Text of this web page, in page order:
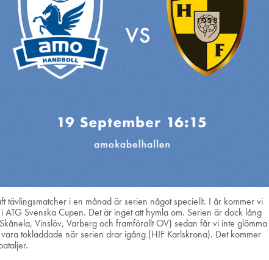
i en månad är serien något speciellt. I år kommer vi
Svenska Cupen. Det är inget att hymla om. Serien är dock lång
Vinslöv, Varberg och framförallt OV) sedan får vi inte glömma
tokladdade när serien drar igång (HIF Karlskrona). Det kommer